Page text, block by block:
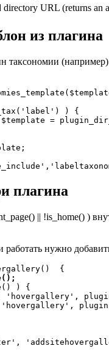
directory URL (returns an
из плагина
таксономии
) {
=
плагина
|| !is_home() )
работать нужно
{
'hovergallery',